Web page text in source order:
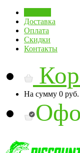
Доставка
Оплата
Скидки
Контакты
На сумму 0 руб.